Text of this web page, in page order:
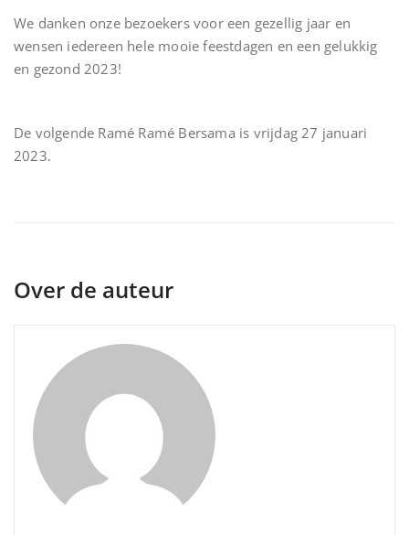
We danken onze bezoekers voor een gezellig jaar en
wensen iedereen hele mooie feestdagen en een gelukkig
en gezond 2023!
De volgende Ramé Ramé Bersama is vrijdag 27 januari
2023.
Over de auteur